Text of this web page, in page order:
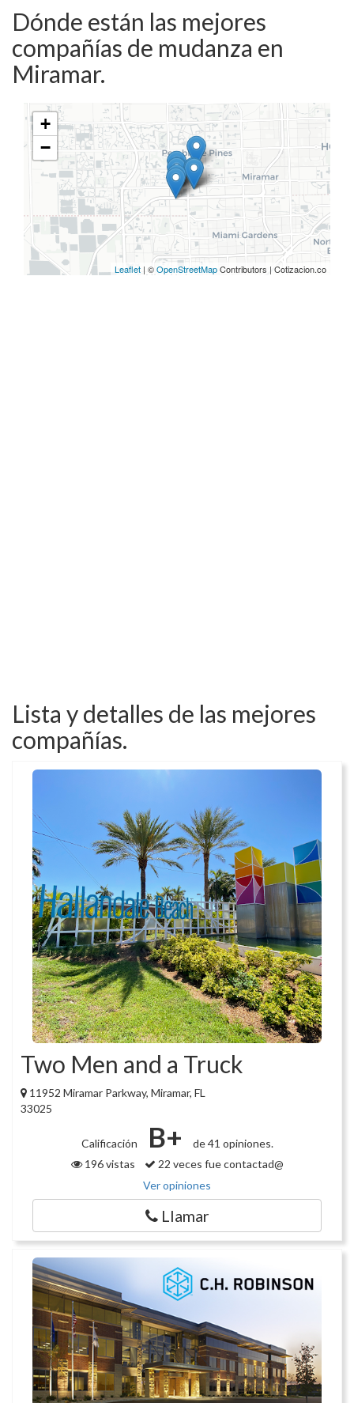
Dónde están las mejores
compañías de mudanza en
Miramar.
+
−
Leaflet | ©OpenStreetMapContributors | Cotizacion.co
Lista y detalles de las mejores
compañías.
Two Men and a Truck
11952 Miramar Parkway, Miramar, FL
33025
Calificación B+
de 41 opiniones.
196 vistas
22 veces fue contactad@
Ver opiniones
Llamar